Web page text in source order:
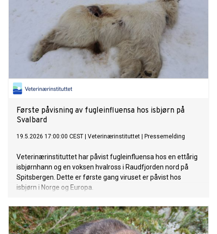
Første påvisning av fugleinfluensa hos isbjørn på
Svalbard
19.5.2026 17:00:00 CEST Veterinærinstituttet Pressemelding
Veterinærinstituttet har påvist fugleinfluensa hos en ettårig
isbjørnhann og en voksen hvalross i Raudfjorden nord på
Spitsbergen. Dette er første gang viruset er påvist hos
isbjørn i Norge og Europa.